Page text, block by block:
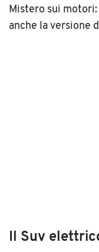
Mistero sui motori:
anche la versione
Il Suv